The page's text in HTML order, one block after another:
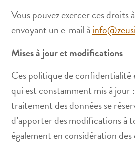
Vous pouvez exercer ces droits
envoyant un e-mail à
Mises à jour et modifications
Ces politique de confidentialité
qui est constamment mis à jour
traitement des données se
d’apporter des modifications à
également en considération